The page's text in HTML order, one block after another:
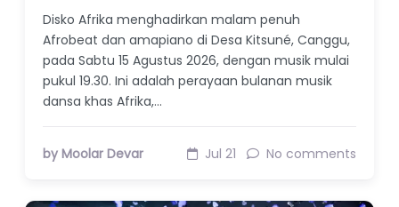
Disko Afrika menghadirkan malam penuh
Afrobeat dan amapiano di Desa Kitsuné, Canggu,
pada Sabtu 15 Agustus 2026, dengan musik mulai
pukul 19.30. Ini adalah perayaan bulanan musik
dansa khas Afrika,…
by Moolar Devar Jul 21 No comments